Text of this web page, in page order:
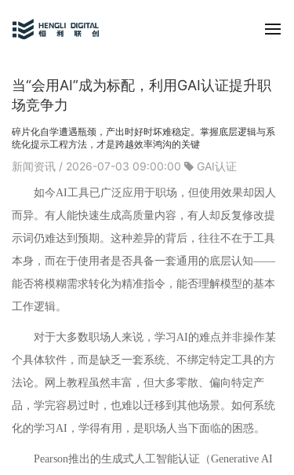
当“会用AI”成为标配，利用GAI认证提升职
场竞争力
碎片化自学遭遇瓶颈，产出时好时坏难稳定。掌握底层逻辑与系
统化提示工程方法，才是跨越效率鸿沟的关键
新闻资讯 / 2026-07-03 09:00:00 GAI认证
如今AI工具已广泛应用于职场，但使用效果却因人
而异。有人能快速生成高质量内容，有人却反复修改提
示词仍难达到预期。这种差异的背后，往往不在于工具
本身，而在于使用者是否具备一套通用的底层认知——
能否将模糊需求转化为精准指令，能否理解模型的基本
工作逻辑。
对于大多数职场人来说，学习AI的难点并非操作某
个具体软件，而是缺乏一套系统、不绑定特定工具的方
法论。网上教程虽然丰富，但大多零散、偏向特定产
品，学完容易过时，也难以迁移到其他场景。如何系统
化的学习AI，学得有用，是职场人当下面临的困惑。
Pearson推出的生成式人工智能认证（Generative AI